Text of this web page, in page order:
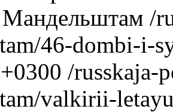
/
46-dombi-i-
/russkaja-
valkirii-